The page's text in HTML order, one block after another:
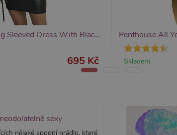
Subblime Long Sleeved Dress With Black Lace, šaty s dlouhým rukávem
695 Kč Skladem
sexy
nějaké spodní prádlo, které